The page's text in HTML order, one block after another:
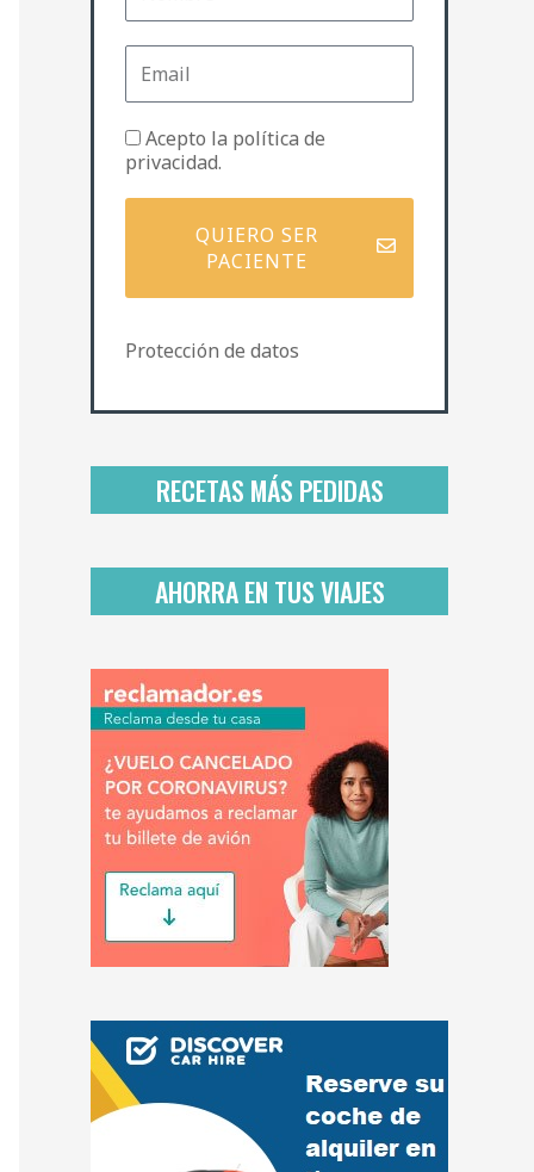
m
b
e
E
a
i
l
P
o
í
a
e
i
a
i
a
Acepto la política de
privacidad.
QUIERO SER
PACIENTE
Protección de datos
RECETAS MÁS PEDIDAS
AHORRA EN TUS VIAJES